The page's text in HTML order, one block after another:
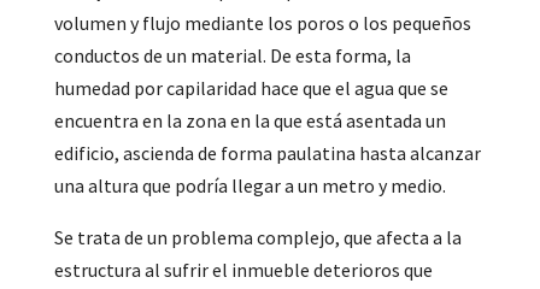
volumen y flujo mediante los poros o los pequeños
conductos de un material. De esta forma, la
humedad por capilaridad hace que el agua que se
encuentra en la zona en la que está asentada un
edificio, ascienda de forma paulatina hasta alcanzar
una altura que podría llegar a un metro y medio.
Se trata de un problema complejo, que afecta a la
estructura al sufrir el inmueble deterioros que